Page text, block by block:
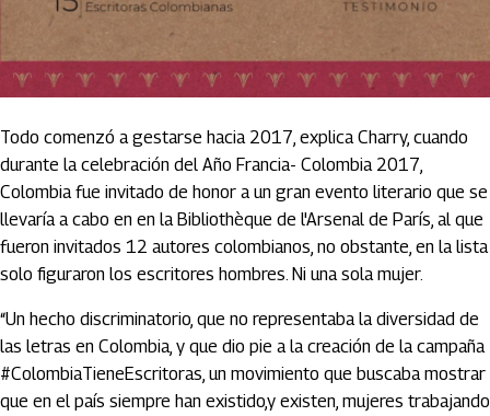
Todo comenzó a gestarse hacia 2017, explica Charry, cuando
durante la celebración del Año Francia- Colombia 2017,
Colombia fue invitado de honor a un gran evento literario que se
llevaría a cabo en en la Bibliothèque de l'Arsenal de París, al que
fueron invitados 12 autores colombianos, no obstante, en la lista
solo figuraron los escritores hombres. Ni una sola mujer.
“Un hecho discriminatorio, que no representaba la diversidad de
las letras en Colombia, y que dio pie a la creación de la campaña
#ColombiaTieneEscritoras, un movimiento que buscaba mostrar
que en el país siempre han existido,y existen, mujeres trabajando